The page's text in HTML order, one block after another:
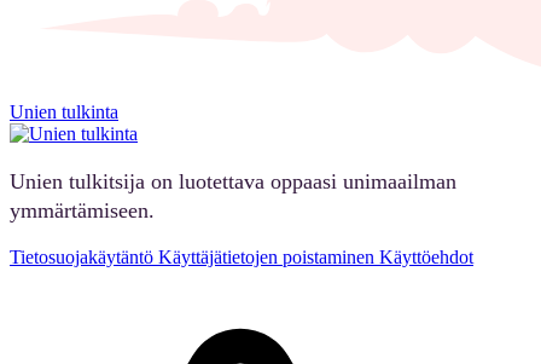
Unien tulkinta
Unien tulkitsija on luotettava oppaasi unimaailman
ymmärtämiseen.
Tietosuojakäytäntö Käyttäjätietojen poistaminen Käyttöehdot